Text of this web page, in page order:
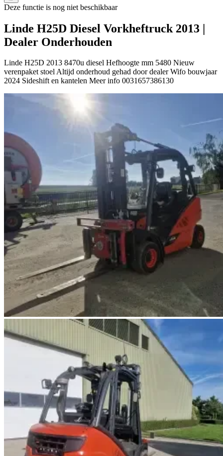
Deze functie is nog niet beschikbaar
Linde H25D Diesel Vorkheftruck 2013 |
Dealer Onderhouden
Linde H25D 2013 8470u diesel Hefhoogte mm 5480 Nieuw
verenpaket stoel Altijd onderhoud gehad door dealer Wifo bouwjaar
2024 Sideshift en kantelen Meer info 0031657386130